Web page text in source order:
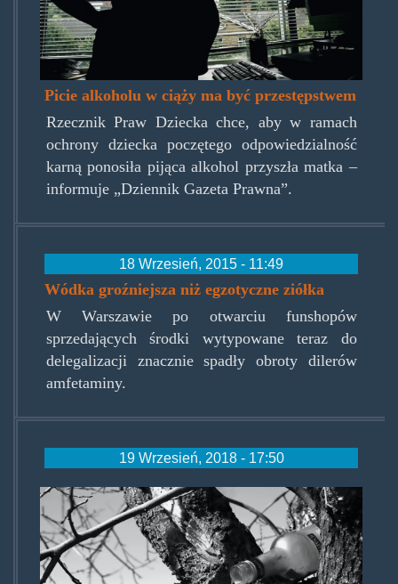
Picie alkoholu w ciąży ma być przestępstwem
Rzecznik Praw Dziecka chce, aby w ramach
ochrony dziecka poczętego odpowiedzialność
karną ponosiła pijąca alkohol przyszła matka –
informuje „Dziennik Gazeta Prawna”.
18 Wrzesień, 2015 - 11:49
Wódka groźniejsza niż egzotyczne ziółka
W Warszawie po otwarciu funshopów
sprzedających środki wytypowane teraz do
delegalizacji znacznie spadły obroty dilerów
amfetaminy.
19 Wrzesień, 2018 - 17:50
vodka-
350910_1280.jpg